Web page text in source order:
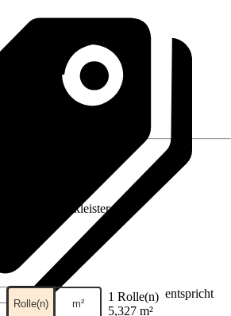
Vliestapetenkleister
Rolle(n) m² 1 Rolle(n) entspricht
5,327 m²